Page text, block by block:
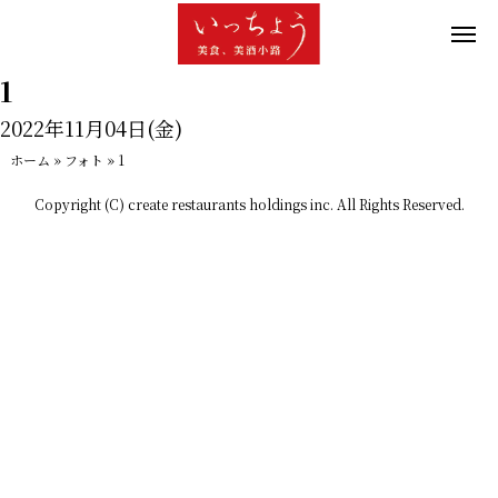
1
2022年11月04日(金)
ホーム » フォト » 1
Copyright (C) create restaurants holdings inc. All Rights Reserved.